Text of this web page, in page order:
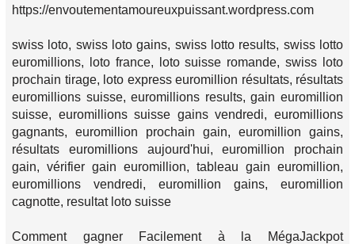
https://envoutementamoureuxpuissant.wordpress.com
swiss loto, swiss loto gains, swiss lotto results, swiss lotto
euromillions, loto france, loto suisse romande, swiss loto
prochain tirage, loto express euromillion résultats, résultats
euromillions suisse, euromillions results, gain euromillion
suisse, euromillions suisse gains vendredi, euromillions
gagnants, euromillion prochain gain, euromillion gains,
résultats euromillions aujourd'hui, euromillion prochain
gain, vérifier gain euromillion, tableau gain euromillion,
euromillions vendredi, euromillion gains, euromillion
cagnotte, resultat loto suisse
Comment gagner Facilement à la MégaJackpot